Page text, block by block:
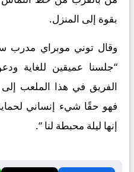
بقوة إلى المنزل.
وقال توني موبراي مدرب
“جلسنا عميقين للغاية
الفريق في هذا الملعب
فهو حقًا شيء إنساني
إنها ليلة محبطة لنا “.